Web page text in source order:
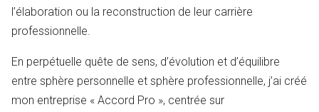
l’élaboration ou la reconstruction de leur carrière
professionnelle.
En perpétuelle quête de sens, d’évolution et d’équilibre
entre sphère personnelle et sphère professionnelle, j’ai créé
mon entreprise « Accord Pro », centrée sur